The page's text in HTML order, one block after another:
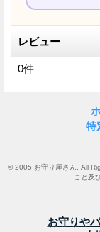
レビュー
0件
特
© 2005 お守り屋さん. All
こと及
お守りや